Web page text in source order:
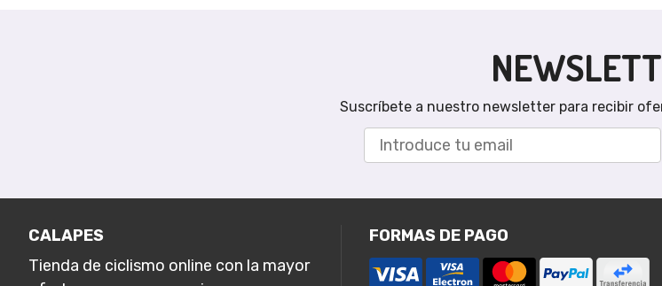
Suscríbete a nuestro newsletter para recibir
CALAPES
Tienda de ciclismo online con la mayor
FORMAS DE PAGO